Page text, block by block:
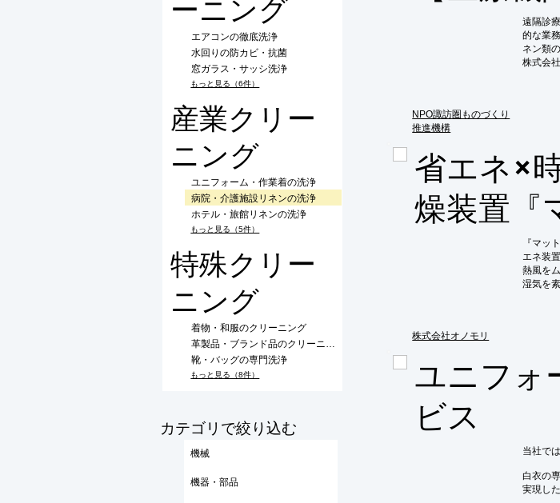
ーニング
エアコンの徹底洗浄
水回りの防カビ・抗菌
窓ガラス・サッシ洗浄
もっと見る（6件）
産業クリー
ニング
ユニフォーム・作業着の洗浄
病院・介護施設リネンの洗浄
ホテル・旅館リネンの洗浄
もっと見る（5件）
特殊クリー
ニング
着物・和服のクリーニング
革製品・ブランド品のクリーニング
靴・バッグの専門洗浄
もっと見る（8件）
​カテゴリで絞り込む
機械
機器・部品
NPO諏訪圏ものづくり
推進機構
遠隔診
的な業
ネン類
株式会
生管理
【活用
【導入
・院内
・医療
・患者
省エネ×
燥装置『
株式会社オノモリ
『マッ
エネ装置
熱風を
湿気を
従来の
作業効
ユニフォ
ビス
当社で
白衣の
実現し